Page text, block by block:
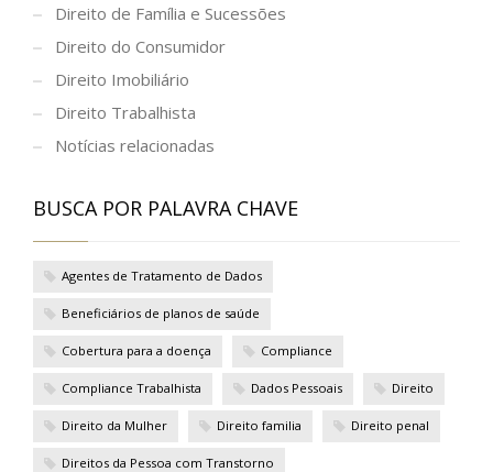
Direito de Família e Sucessões
Direito do Consumidor
Direito Imobiliário
Direito Trabalhista
Notícias relacionadas
BUSCA POR PALAVRA CHAVE
Agentes de Tratamento de Dados
Beneficiários de planos de saúde
Cobertura para a doença Compliance
Compliance Trabalhista Dados Pessoais Direito
Direito da Mulher Direito familia Direito penal
Direitos da Pessoa com Transtorno